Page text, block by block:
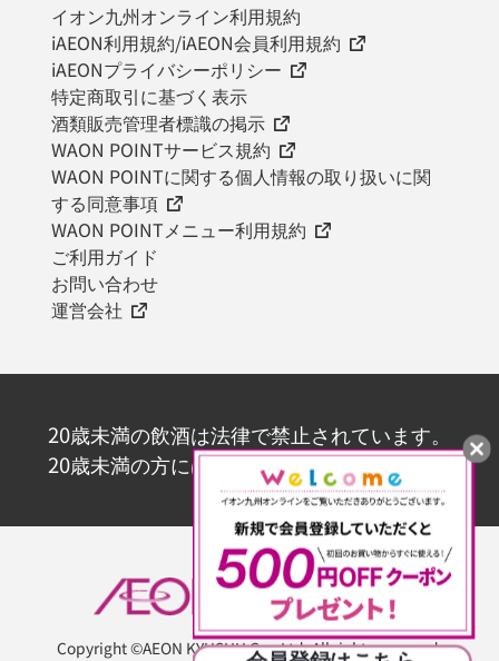
イオン九州オンライン利用規約
iAEON利用規約/iAEON会員利用規約
iAEONプライバシーポリシー
特定商取引に基づく表示
酒類販売管理者標識の掲示
WAON POINTサービス規約
WAON POINTに関する個人情報の取り扱いに関
する同意事項
WAON POINTメニュー利用規約
ご利用ガイド
お問い合わせ
運営会社
20歳未満の飲酒は法律で禁止されています。
20歳未満の方にはお酒を販売いたしません。
Copyright ©AEON KYUSHU Co., Ltd. All rights reserved.